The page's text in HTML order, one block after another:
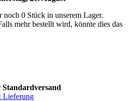
0 Stück in unserem Lager.
mehr bestellt wird, könnte dies das
Standardversand
Lieferung